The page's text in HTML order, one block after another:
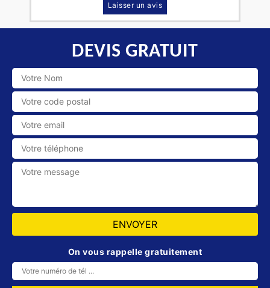
Laisser un avis
DEVIS GRATUIT
On vous rappelle gratuitement